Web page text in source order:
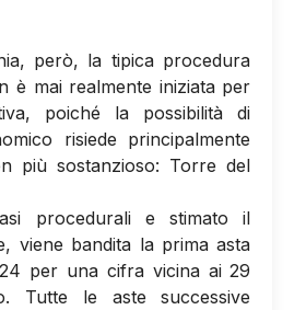
però, la tipica procedura
è mai realmente iniziata per
poiché la possibilità di
risiede principalmente
più sostanzioso: Torre del
procedurali e stimato il
viene bandita la prima asta
per una cifra vicina ai 29
Tutte le aste successive